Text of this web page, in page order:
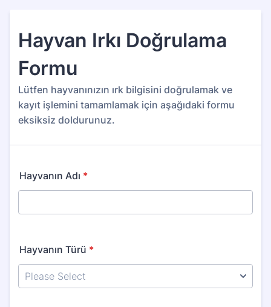
Hayvan Irkı Doğrulama
Formu
Lütfen hayvanınızın ırk bilgisini doğrulamak ve
kayıt işlemini tamamlamak için aşağıdaki formu
eksiksiz doldurunuz.
Hayvanın Adı *
Hayvanın Türü *